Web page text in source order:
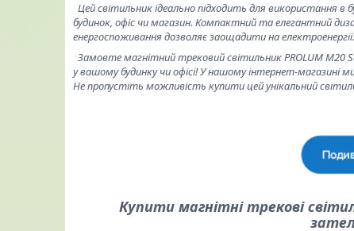
Цей світильник ідеально підходить для використання в
будинок, офіс чи магазин. Компактний та елегантний
енергоспоживання дозволяє заощадити на електроенергії.
Замовте магнітний трековий світильник PROLUM M20
у вашому будинку чи офісі! У нашому інтернет-магазині
Не пропустіть можливість купити цей унікальний
Купити магнітні трекові